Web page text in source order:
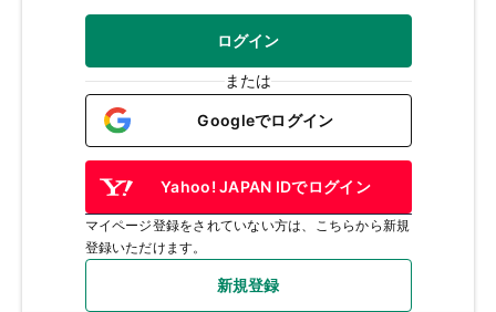
ログイン
または
Googleでログイン
Yahoo! JAPAN IDでログイン
マイページ登録をされていない方は、こちらから新規
登録いただけます。
新規登録